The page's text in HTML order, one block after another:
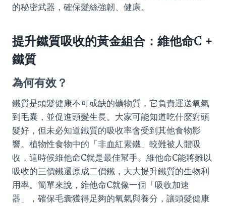
的秘密武器，確保髮絲強韌、健康。
提升鐵質吸收的黃金組合：維他命C +
鐵質
為何有效？
鐵質是頭髮健康不可或缺的礦物質，它負責運送氧氣
到毛囊，並促進頭髮生長。大家可能知道吃什麼對頭
髮好，但未必知道鐵質的吸收率會受到其他食物影
響。植物性食物中的「非血紅素鐵」較難被人體吸
收，這時候維他命C就是最佳幫手。維他命C能將難以
吸收的三價鐵還原成二價鐵，大大提升鐵質的生物利
用率。簡單來說，維他命C就像一個「吸收加速
器」，確保毛囊獲得足夠的氧氣與養分，讓頭髮健康